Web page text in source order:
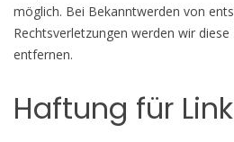
möglich. Bei Bekanntwerden von
Rechtsverletzungen werden wir
entfernen.
Haftung für